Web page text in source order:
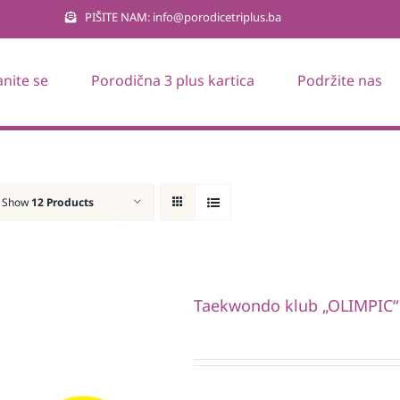
PIŠITE NAM: info@porodicetriplus.ba
se Porodična 3 plus kartica Podržite nas
Show 12 Products
Taekwondo klub „OLIMPIC“